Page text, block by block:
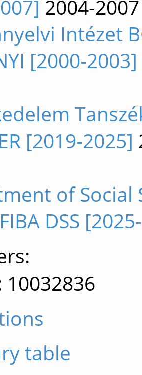
2004-2007
Intézet
[2000-2003]
[2019-2025]
of Social
DSS
10032836
table